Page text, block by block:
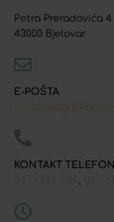
Petra Preradovića 4
43000 Bjelovar
E-POŠTA
KONTAKT TELEFONI
,